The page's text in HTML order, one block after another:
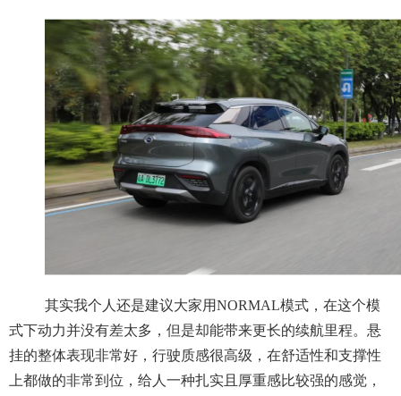
其实我个人还是建议大家用NORMAL模式，在这个模
式下动力并没有差太多，但是却能带来更长的续航里程。悬
挂的整体表现非常好，行驶质感很高级，在舒适性和支撑性
上都做的非常到位，给人一种扎实且厚重感比较强的感觉，